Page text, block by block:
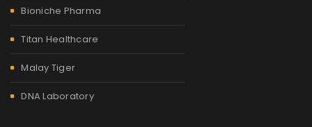
Bioniche Pharma
Titan Healthcare
Malay Tiger
DNA Laboratory